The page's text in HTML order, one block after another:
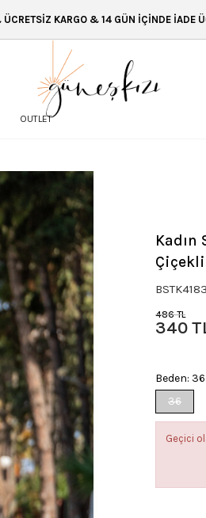
& 14 GÜN İÇİNDE İADE ÜCRETSİZ
OUTLET
Çiçekli
486 TL
340
Beden: 36
36
Geçici